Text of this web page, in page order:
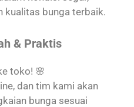
kualitas bunga terbaik.
& Praktis
toko! 🌸
dan tim kami akan
bunga sesuai